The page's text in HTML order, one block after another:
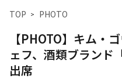
TOP PHOTO
【PHOTO】キム・
ェフ、酒類ブラン
出席